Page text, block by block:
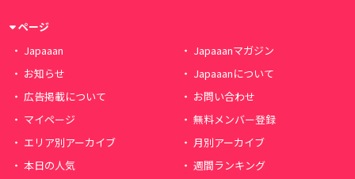
ページ
Japaaan
Japaaanマガジン
お知らせ
Japaaanについて
広告掲載について
お問い合わせ
マイページ
無料メンバー登録
エリア別アーカイブ
月別アーカイブ
本日の人気
週間ランキング